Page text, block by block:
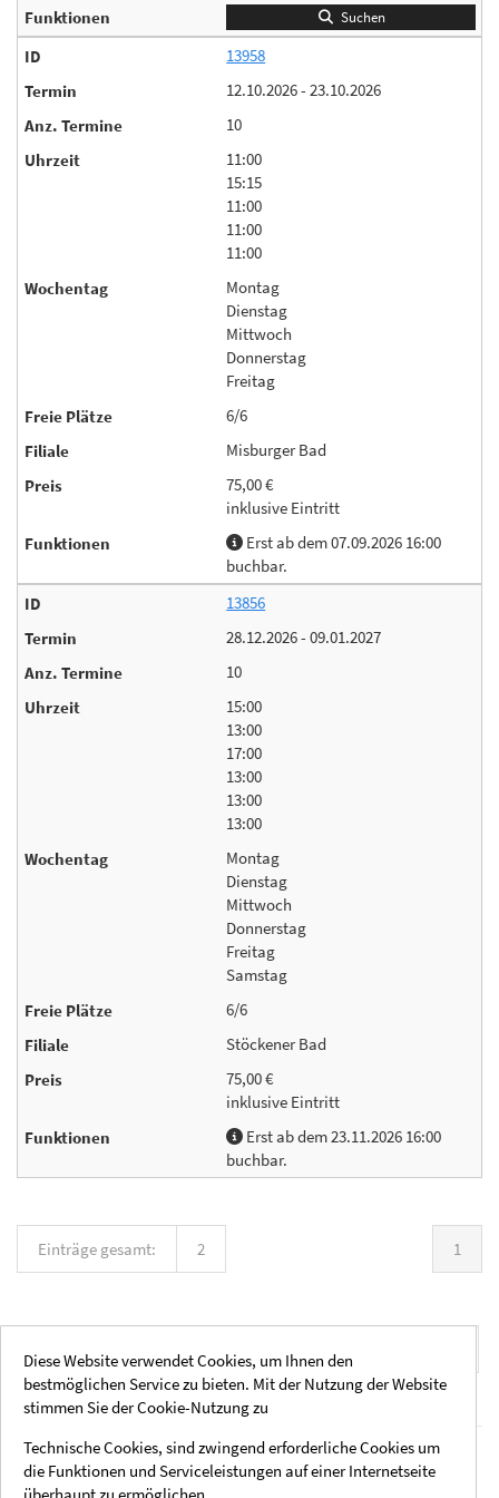
Suchen
13958
12.10.2026 - 23.10.2026
10
11:00
15:15
11:00
11:00
11:00
Montag
Dienstag
Mittwoch
Donnerstag
Freitag
6/6
Misburger Bad
75,00 €
inklusive Eintritt
Erst ab dem 07.09.2026 16:00
buchbar.
13856
28.12.2026 - 09.01.2027
10
15:00
13:00
17:00
13:00
13:00
13:00
Montag
Dienstag
Mittwoch
Donnerstag
Freitag
Samstag
6/6
Stöckener Bad
75,00 €
inklusive Eintritt
Erst ab dem 23.11.2026 16:00
buchbar.
1
Einträge gesamt: 2
Rechtliche Hinweise
Impressum
Social Media
Instagram
Diese Website verwendet Cookies, um Ihnen den
bestmöglichen Service zu bieten. Mit der Nutzung der Website
stimmen Sie der Cookie-Nutzung zu
Technische Cookies, sind zwingend erforderliche Cookies um
die Funktionen und Serviceleistungen auf einer Internetseite